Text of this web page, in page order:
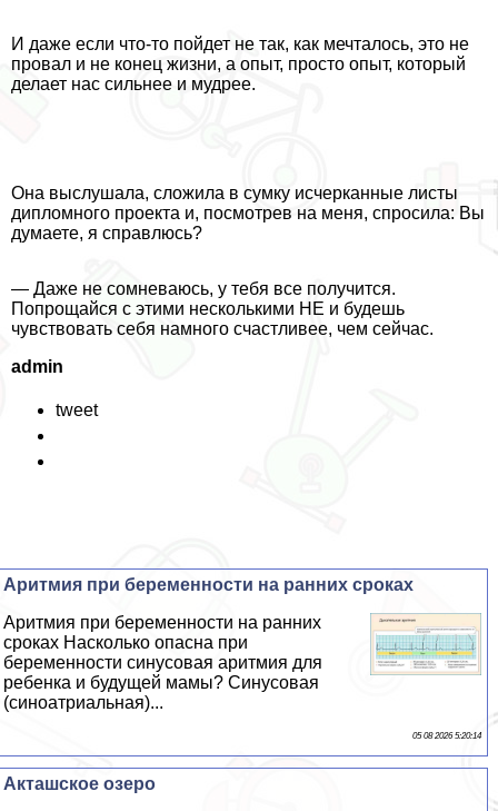
И даже если что-то пойдет не так, как мечталось, это не
провал и не конец жизни, а опыт, просто опыт, который
делает нас сильнее и мудрее.
Она выслушала, сложила в сумку исчерканные листы
дипломного проекта и, посмотрев на меня, спросила: Вы
думаете, я справлюсь?
— Даже не сомневаюсь, у тебя все получится.
Попрощайся с этими несколькими НЕ и будешь
чувствовать себя намного счастливее, чем сейчас.
admin
tweet
Аритмия при беременности на ранних сроках
Аритмия при беременности на ранних
сроках Насколько опасна при
беременности синусовая аритмия для
ребенка и будущей мамы? Синусовая
(синоатриальная)...
05 08 2026 5:20:14
Акташское озеро